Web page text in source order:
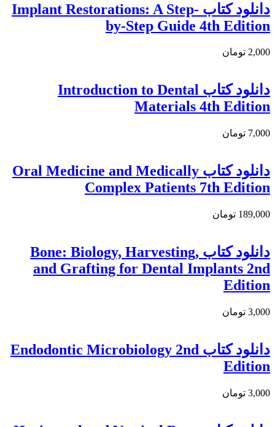
دانلود کتاب Implant Restorations: A Step-
by-Step Guide 4th Edition
2,000 تومان
دانلود کتاب Introduction to Dental
Materials 4th Edition
7,000 تومان
دانلود کتاب Oral Medicine and Medically
Complex Patients 7th Edition
189,000 تومان
دانلود کتاب Bone: Biology, Harvesting,
and Grafting for Dental Implants 2nd
Edition
3,000 تومان
دانلود کتاب Endodontic Microbiology 2nd
Edition
3,000 تومان